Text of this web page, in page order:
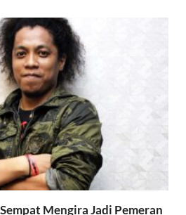
Mengira Jadi Pemeran